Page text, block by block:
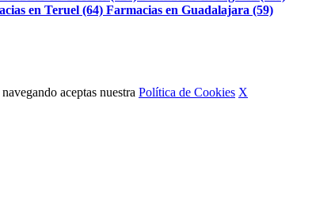
en Teruel (64) Farmacias en Guadalajara (59)
aceptas nuestra Política de Cookies X